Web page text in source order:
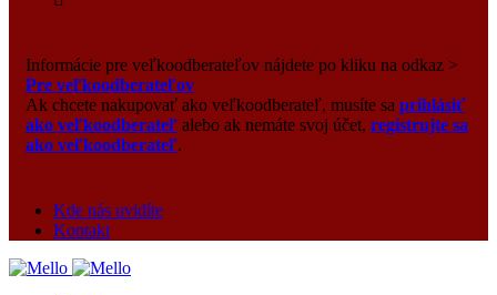
Informácie pre veľkoodberateľov nájdete po kliku na odkaz >
Pre veľkoodberateľov
Ak chcete nakupovať ako veľkoodberateľ, musíte sa prihlásiť
ako veľkoodberateľ alebo ak nemáte svoj účet, registrujte sa
ako veľkoodberateľ.
Kde nás uvidíte
Kontakt